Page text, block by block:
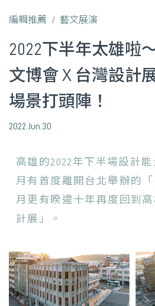
編輯推薦 藝文展演
2022下半年太雄啦
文博會 X 台灣設計
場景打頭陣！
2022.Jun.30
高雄的2022年下半場設計
月有首度離開台北舉辦的
月更有睽違十年再度回到
計展」。